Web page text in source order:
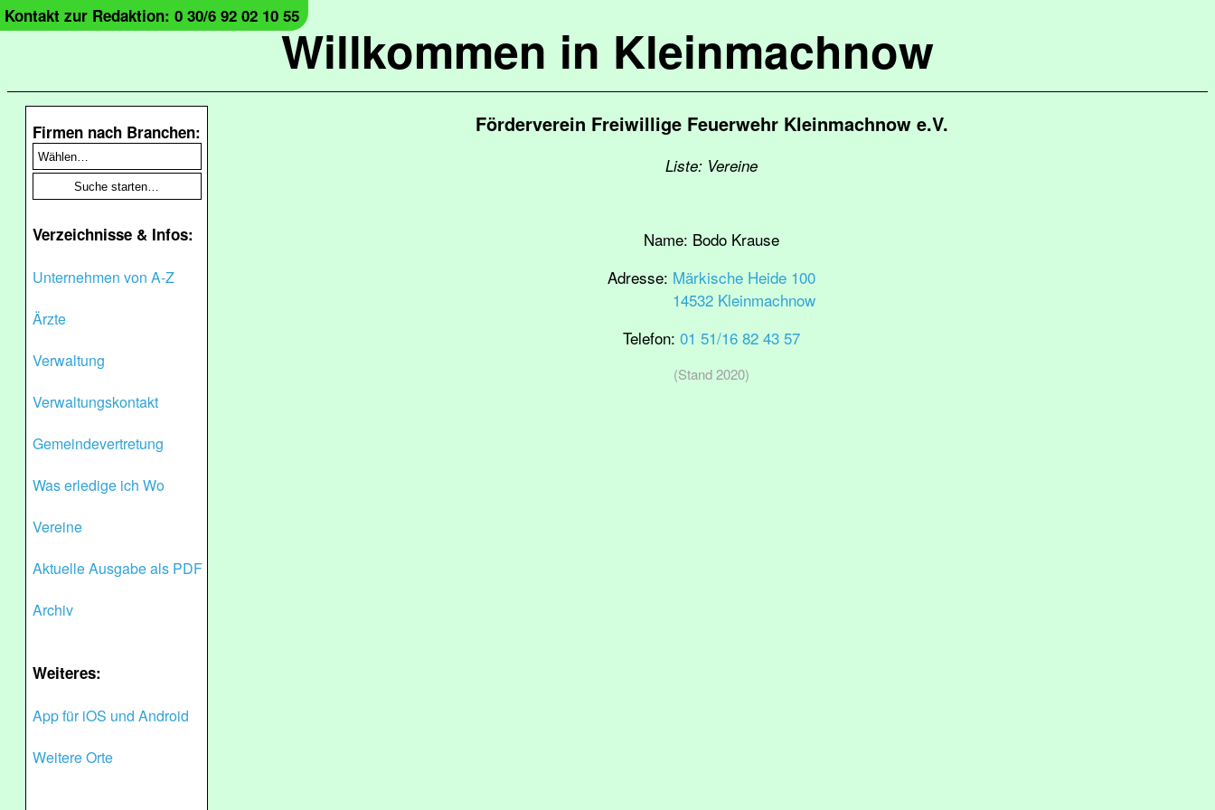
Willkommen in Kleinmachnow
Kontakt zur Redaktion: 0 30/6 92 02 10 55
Firmen nach Branchen:
Verzeichnisse & Infos:
Unternehmen von A-Z
Ärzte
Verwaltung
Verwaltungskontakt
Gemeindevertretung
Was erledige ich Wo
Vereine
Aktuelle Ausgabe als PDF
Archiv
Weiteres:
App für iOS und Android
Weitere Orte
Förderverein Freiwillige Feuerwehr Kleinmachnow e.V.
Liste: Vereine
Name: Bodo Krause
Adresse: Märkische Heide 100
14532 Kleinmachnow
Telefon: 01 51/16 82 43 57
(Stand 2020)